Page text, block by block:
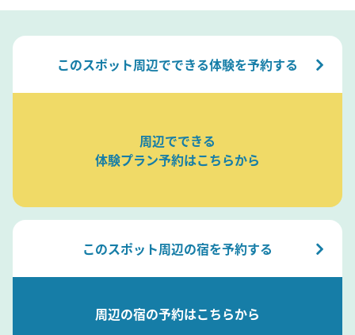
このスポット周辺でできる体験を予約する
周辺でできる
体験プラン予約はこちらから
このスポット周辺の宿を予約する
周辺の宿の予約はこちらから